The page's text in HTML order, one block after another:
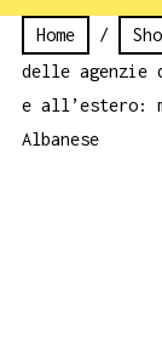
Home /
delle agenzie
e all’estero:
Albanese